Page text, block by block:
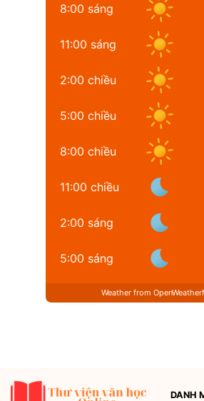
8:00 sáng
11:00 sáng
2:00 chiều
5:00 chiều
8:00 chiều
11:00 chiều
2:00 sáng
5:00 sáng
Weather from
DANH